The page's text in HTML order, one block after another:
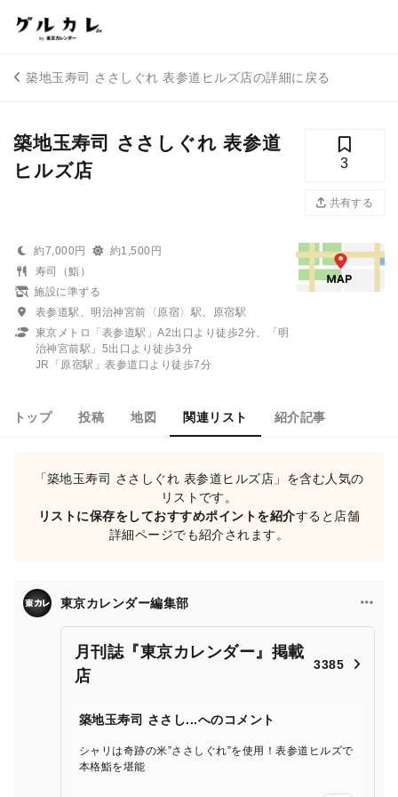
築地玉寿司 ささしぐれ 表参道ヒルズ店の詳細に戻る
築地玉寿司 ささしぐれ 表参道
ヒルズ店
3
共有する
約7,000円
約1,500円
寿司（鮨）
施設に準ずる
表参道駅、明治神宮前〈原宿〉駅、原宿駅
東京メトロ「表参道駅」A2出口より徒歩2分、「明
治神宮前駅」5出口より徒歩3分
JR「原宿駅」表参道口より徒歩7分
トップ 投稿 地図 関連リスト 紹介記事
「築地玉寿司 ささしぐれ 表参道ヒルズ店」を含む人気の
リストです。
リストに保存をしておすすめポイントを紹介すると店舗
詳細ページでも紹介されます。
東京カレンダー編集部
月刊誌『東京カレンダー』掲載
店
3385
築地玉寿司 ささし...へのコメント
シャリは奇跡の米”ささしぐれ”を使用！表参道ヒルズで
本格鮨を堪能